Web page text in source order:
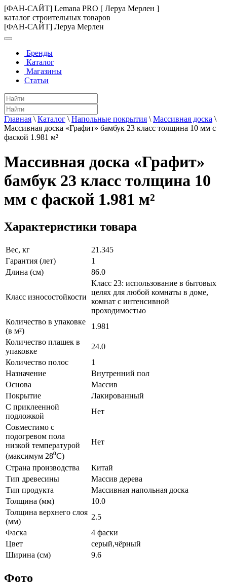
[ФАН-САЙТ] Lemana PRO [ Леруа Мерлен ]
каталог строительных товаров
[ФАН-САЙТ] Леруа Мерлен
Бренды
Каталог
Магазины
Статьи
Главная \ Каталог \ Напольные покрытия \ Массивная доска \
Массивная доска «Графит» бамбук 23 класс толщина 10 мм с
фаской 1.981 м²
Массивная доска «Графит»
бамбук 23 класс толщина 10
мм с фаской 1.981 м²
Характеристики товара
Вес, кг
21.345
Гарантия (лет)
1
Длина (см)
86.0
Класс износостойкости
Класс 23: использование в бытовых
целях для любой комнаты в доме,
комнат с интенсивной
проходимостью
Количество в упаковке
(в м²)
1.981
Количество плашек в
упаковке
24.0
Количество полос
1
Назначение
Внутренний пол
Основа
Массив
Покрытие
Лакированный
С приклеенной
подложкой
Нет
Совместимо с
подогревом пола
низкой температурой
(максимум 28⁰С)
Нет
Страна производства
Китай
Тип древесины
Массив дерева
Тип продукта
Массивная напольная доска
Толщина (мм)
10.0
Толщина верхнего слоя
(мм)
2.5
Фаска
4 фаски
Цвет
серый,чёрный
Ширина (см)
9.6
Фото